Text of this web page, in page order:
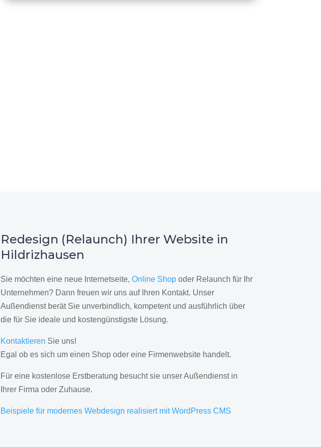
Redesign (Relaunch) Ihrer Website in
Hildrizhausen
Sie möchten eine neue Internetseite, Online Shopoder Relaunch für Ihr
Unternehmen? Dann freuen wir uns auf Ihren Kontakt. Unser
Außendienst berät Sie unverbindlich, kompetent und ausführlich über
die für Sie ideale und kostengünstigste Lösung.
Kontaktieren Sie uns!
Egal ob es sich um einen Shop oder eine Firmenwebsite handelt.
Für eine kostenlose Erstberatung besucht sie unser Außendienst in
Ihrer Firma oder Zuhause.
Beispiele für modernes Webdesign realisiert mit WordPress CMS